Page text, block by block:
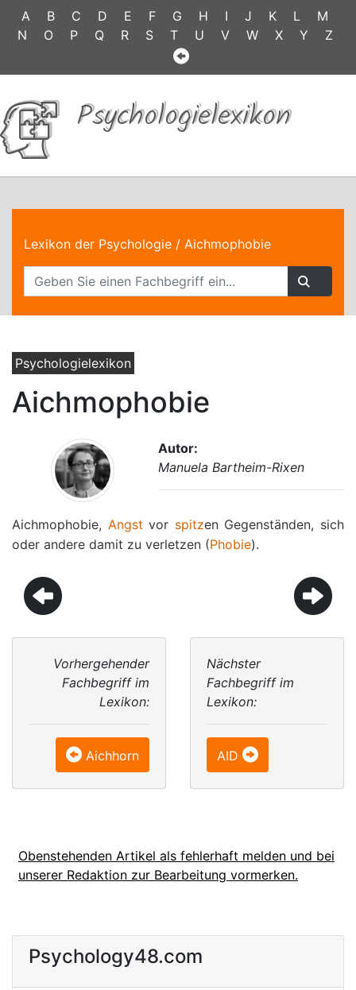
A B C D E F G H I J K L
M
N
O P Q R S T U V W X Y Z
Psychologielexikon
Lexikon der Psychologie / Aichmophobie
Psychologielexikon
Aichmophobie
Autor:
Manuela Bartheim-Rixen
Aichmophobie, Angst vor spitzen Gegenständen, sich
oder andere damit zu verletzen (Phobie).
Vorhergehender
Fachbegriff im
Lexikon:
Aichhorn
Nächster
Fachbegriff im
Lexikon:
AID
Obenstehenden Artikel als fehlerhaft melden und bei
unserer Redaktion zur Bearbeitung vormerken.
Psychology48.com